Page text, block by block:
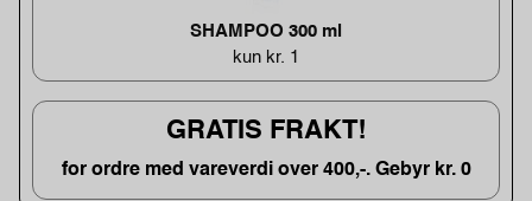
SHAMPOO 300 ml
kun kr. 1
GRATIS FRAKT!
for ordre med vareverdi over 400,-. Gebyr kr. 0